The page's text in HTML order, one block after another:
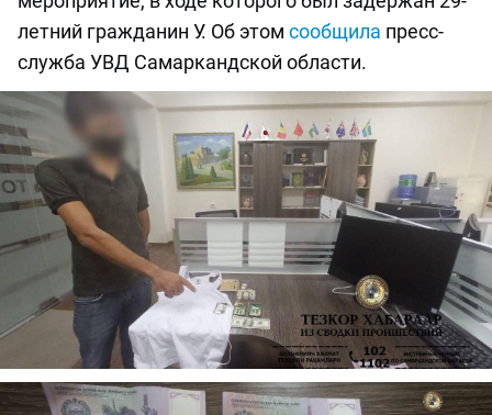
летний гражданин У. Об этом сообщила пресс-
служба УВД Самаркандской области.